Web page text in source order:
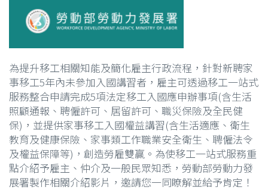
為提升移工相關知能及簡化雇主行政流程，針對新聘家
事移工5年內未參加入國講習者，雇主可透過移工一站式
服務整合申請完成5項法定移工入國應申辦事項(含生活
照顧通報、聘僱許可、居留許可、職災保險及全民健
保)，並提供家事移工入國權益講習(含生活適應、衛生
教育及健康保險、家事類工作職業安全衛生、聘僱法令
及權益保障等)，創造勞雇雙贏。為使移工一站式服務重
點介紹予雇主、仲介及一般民眾知悉，勞動部勞動力發
展署製作相關介紹影片，邀請您一同瞭解並給予肯定！